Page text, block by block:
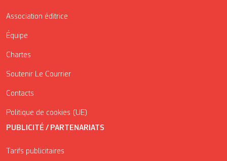
Association éditrice
Équipe
Chartes
Soutenir Le Courrier
Contacts
Politique de cookies (UE)
PUBLICITÉ / PARTENARIATS
Tarifs publicitaires